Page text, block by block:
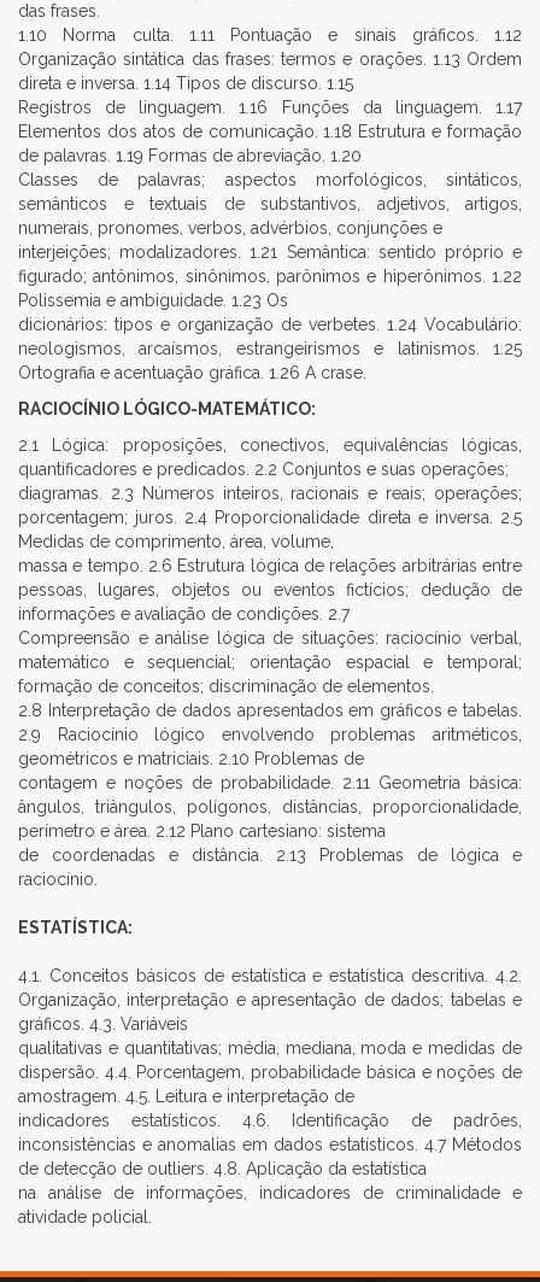
das frases.
1.10 Norma culta. 1.11 Pontuação e sinais gráficos. 1.12
Organização sintática das frases: termos e orações. 1.13 Ordem
direta e inversa. 1.14 Tipos de discurso. 1.15
Registros de linguagem. 1.16 Funções da linguagem. 1.17
Elementos dos atos de comunicação. 1.18 Estrutura e formação
de palavras. 1.19 Formas de abreviação. 1.20
Classes de palavras; aspectos morfológicos, sintáticos,
semânticos e textuais de substantivos, adjetivos, artigos,
numerais, pronomes, verbos, advérbios, conjunções e
interjeições; modalizadores. 1.21 Semântica: sentido próprio e
figurado; antônimos, sinônimos, parônimos e hiperônimos. 1.22
Polissemia e ambiguidade. 1.23 Os
dicionários: tipos e organização de verbetes. 1.24 Vocabulário:
neologismos, arcaísmos, estrangeirismos e latinismos. 1.25
Ortografia e acentuação gráfica. 1.26 A crase.
RACIOCÍNIO LÓGICO-MATEMÁTICO:
2.1 Lógica: proposições, conectivos, equivalências lógicas,
quantificadores e predicados. 2.2 Conjuntos e suas operações;
diagramas. 2.3 Números inteiros, racionais e reais; operações;
porcentagem; juros. 2.4 Proporcionalidade direta e inversa. 2.5
Medidas de comprimento, área, volume,
massa e tempo. 2.6 Estrutura lógica de relações arbitrárias entre
pessoas, lugares, objetos ou eventos fictícios; dedução de
informações e avaliação de condições. 2.7
Compreensão e análise lógica de situações: raciocínio verbal,
matemático e sequencial; orientação espacial e temporal;
formação de conceitos; discriminação de elementos.
2.8 Interpretação de dados apresentados em gráficos e tabelas.
2.9 Raciocínio lógico envolvendo problemas aritméticos,
geométricos e matriciais. 2.10 Problemas de
contagem e noções de probabilidade. 2.11 Geometria básica:
ângulos, triângulos, polígonos, distâncias, proporcionalidade,
perímetro e área. 2.12 Plano cartesiano: sistema
de coordenadas e distância. 2.13 Problemas de lógica e
raciocínio.
ESTATÍSTICA:
4.1. Conceitos básicos de estatística e estatística descritiva. 4.2.
Organização, interpretação e apresentação de dados; tabelas e
gráficos. 4.3. Variáveis
qualitativas e quantitativas; média, mediana, moda e medidas de
dispersão. 4.4. Porcentagem, probabilidade básica e noções de
amostragem. 4.5. Leitura e interpretação de
indicadores estatísticos. 4.6. Identificação de padrões,
inconsistências e anomalias em dados estatísticos. 4.7 Métodos
de detecção de outliers. 4.8. Aplicação da estatística
na análise de informações, indicadores de criminalidade e
atividade policial.